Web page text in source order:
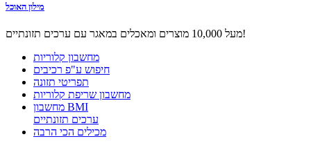
מילון האוכל
מעל 10,000 מוצרים ומאכלים במאגר עם ערכים תזונתיים!
מחשבון קלוריות
חיפוש ע"פ רכיבים
תפריטי תזונה
מחשבון שריפת קלוריות
מחשבון BMI
ערכים תזונתיים
מכילים הכי הרבה